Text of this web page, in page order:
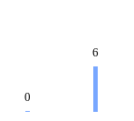
0
6